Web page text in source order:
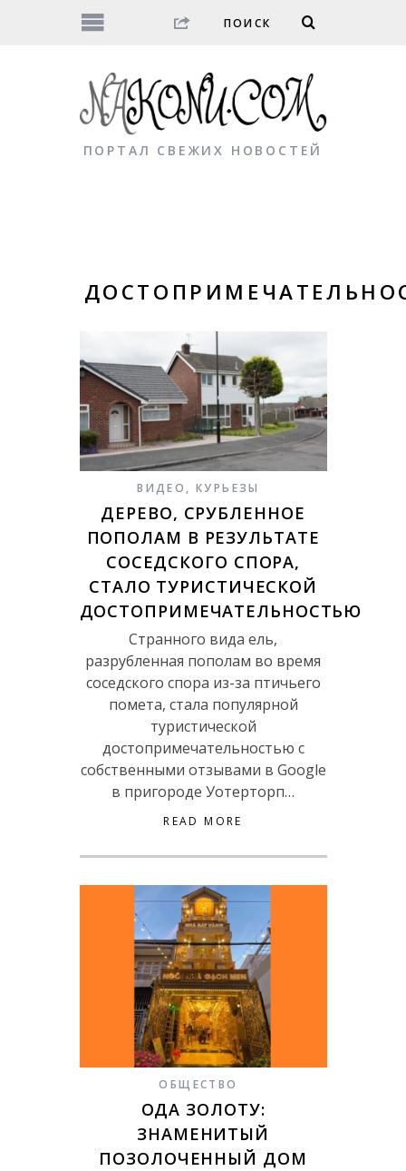
ПОРТАЛ СВЕЖИХ НОВОСТЕЙ
ВИДЕО , КУРЬЕЗЫ
ДЕРЕВО, СРУБЛЕННОЕ
ПОПОЛАМ В РЕЗУЛЬТАТЕ
СОСЕДСКОГО СПОРА,
СТАЛО ТУРИСТИЧЕСКОЙ
ДОСТОПРИМЕЧАТЕЛЬНОСТЬЮ
Странного вида ель,
разрубленная пополам во время
соседского спора из-за птичьего
помета, стала популярной
туристической
достопримечательностью с
собственными отзывами в Google
в пригороде Уотерторп…
READ MORE
ОБЩЕСТВО
ОДА ЗОЛОТУ:
ЗНАМЕНИТЫЙ
ПОЗОЛОЧЕННЫЙ ДОМ